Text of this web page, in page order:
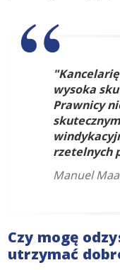
wysoka
Prawnicy
rzetelnych
Manuel
Czy mogę
utrzymać